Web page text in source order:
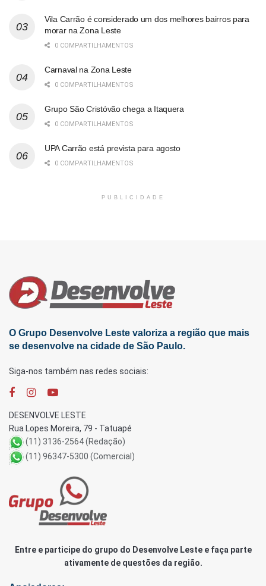
Vila Carrão é considerado um dos melhores bairros para
morar na Zona Leste
0 COMPARTILHAMENTOS
Carnaval na Zona Leste
0 COMPARTILHAMENTOS
Grupo São Cristóvão chega a Itaquera
0 COMPARTILHAMENTOS
UPA Carrão está prevista para agosto
0 COMPARTILHAMENTOS
PUBLICIDADE
O Grupo Desenvolve Leste valoriza a região que mais
se desenvolve na cidade de São Paulo.
Siga-nos também nas redes sociais:
DESENVOLVE LESTE
Rua Lopes Moreira, 79 - Tatuapé
(11) 3136-2564 (Redação)
(11) 96347-5300 (Comercial)
Entre e participe do grupo do Desenvolve Leste e faça parte
ativamente de questões da região.